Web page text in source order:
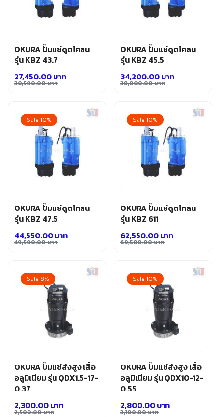
OKURA ปั๊มแช่ดูดโคลน
รุ่น KBZ 43.7
30,500.00บาท
was:
30,500.00 บาท.
27,450.00บาท
is:
27,450.00 บาท.
OKURA ปั๊มแช่ดูดโคลน
รุ่น KBZ 45.5
38,000.00บาท
was:
38,000.00 บาท.
34,200.00บาท
is:
34,200.00 บาท.
Sale 10%
OKURA ปั๊มแช่ดูดโคลน
รุ่น KBZ 47.5
49,500.00บาท
was:
49,500.00 บาท.
44,550.00บาท
is:
44,550.00 บาท.
Sale 10%
OKURA ปั๊มแช่ดูดโคลน
รุ่น KBZ 611
69,500.00บาท
was:
69,500.00 บาท.
62,550.00บาท
is:
62,550.00 บาท.
Sale 8%
OKURA ปั๊มแช่ส่งสูง เสื้อ
อลูมิเนียม รุ่น QDX1.5-17-
0.37
2,500.00บาท
2,300.00บาท
Sale 10%
OKURA ปั๊มแช่ส่งสูง เสื้อ
อลูมิเนียม รุ่น QDX10-12-
0.55
3,100.00บาท
2,800.00บาท